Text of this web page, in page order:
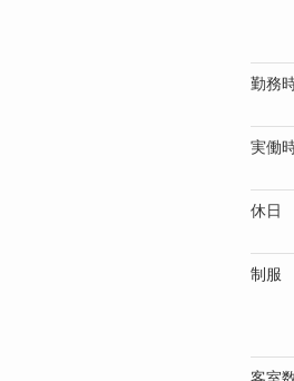
勤務
実働
休日
制服